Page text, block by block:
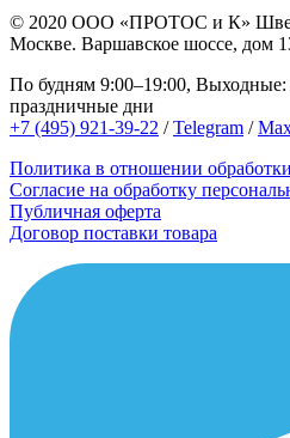
© 2020 ООО «ПРОТОС и К»
Москве. Варшавское шоссе, дом
По будням 9:00–19:00, Выходные:
праздничные дни
+7 (495) 921-39-22 /Telegram /
Политика в отношении
Согласие на обработку
Публичная оферта
Договор поставки товара